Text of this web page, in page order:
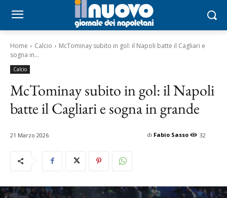
Home Calcio
McTominay subito in gol: il Napoli batte il Cagliari e
sogna in...
Calcio
McTominay subito in gol: il Napoli
batte il Cagliari e sogna in grande
21 Marzo 2026 32
di Fabio Sasso